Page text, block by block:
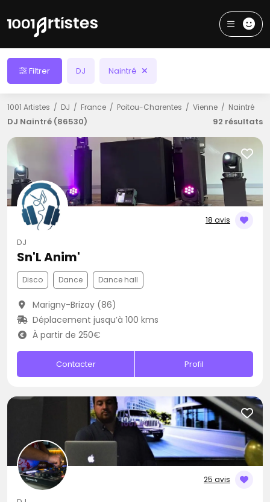
Filtrer DJ Naintré
1001 Artistes DJ France Poitou-Charentes Vienne Naintré
DJ Naintré (86530) 92 résultats
18 avis
DJ
Sn'L Anim'
Disco Dance Dance hall
Marigny-Brizay (86)
Déplacement jusqu’à 100 kms
À partir de 250€
Contacter Profil
25 avis